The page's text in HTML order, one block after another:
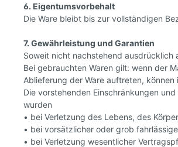
6. Eigentumsvorbehalt
Die Ware bleibt bis zur vollständigen
7. Gewährleistung und Garantien
Soweit nicht nachstehend
Bei gebrauchten Waren gilt: wenn der
Ablieferung der Ware auftreten,
Die vorstehenden Einschränkungen
wurden
• bei Verletzung des Lebens, des
• bei vorsätzlicher oder grob
• bei Verletzung wesentlicher